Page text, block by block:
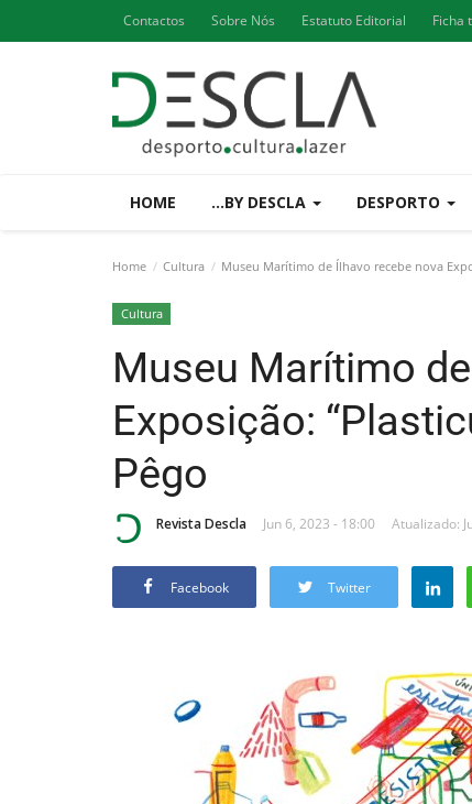
Contactos Sobre Nós Estatuto Editorial Ficha
HOME ...BY DESCLA DESPORTO
Home Cultura Museu Marítimo de Ílhavo recebe nova
Cultura
Museu Marítimo
Exposição:
Pêgo
Revista Descla Jun 6, 2023 - 18:00 Atualizado:
Facebook Twitter